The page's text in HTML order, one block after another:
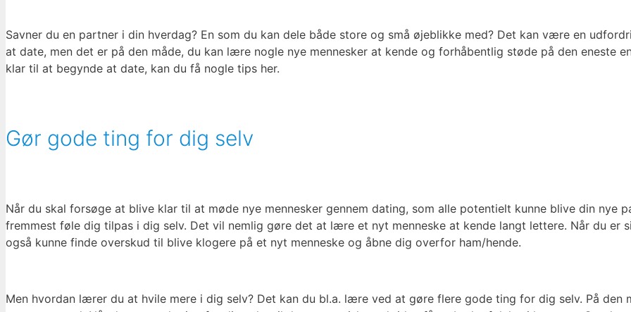
Savner du en partner i din hverdag? En som du kan dele både store og små øjeblikke med? Det kan være en
at date, men det er på den måde, du kan lære nogle nye mennesker at kende og forhåbentlig støde på den eneste
klar til at begynde at date, kan du få nogle tips her.
Gør gode ting for dig selv
Når du skal forsøge at blive klar til at møde nye mennesker gennem dating, som alle potentielt kunne blive din nye
fremmest føle dig tilpas i dig selv. Det vil nemlig gøre det at lære et nyt menneske at kende langt lettere. Når du er
også kunne finde overskud til blive klogere på et nyt menneske og åbne dig overfor ham/hende.
Men hvordan lærer du at hvile mere i dig selv? Det kan du bl.a. lære ved at gøre flere gode ting for dig selv. På den